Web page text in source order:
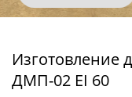
Изготовление
ДМП-02 EI 60